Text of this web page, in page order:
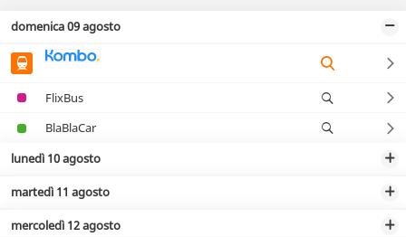
domenica 09 agosto
FlixBus
BlaBlaCar
lunedì 10 agosto
martedì 11 agosto
mercoledì 12 agosto